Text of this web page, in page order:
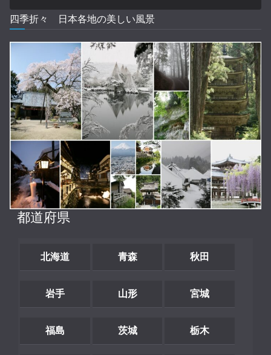
四季折々 日本各地の美しい風景
都道府県
北海道 青森 秋田
岩手 山形 宮城
福島 茨城 栃木